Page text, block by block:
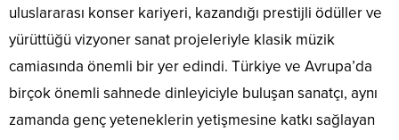
uluslararası konser kariyeri, kazandığı prestijli ödüller ve
yürüttüğü vizyoner sanat projeleriyle klasik müzik
camiasında önemli bir yer edindi. Türkiye ve Avrupa’da
birçok önemli sahnede dinleyiciyle buluşan sanatçı, aynı
zamanda genç yeteneklerin yetişmesine katkı sağlayan